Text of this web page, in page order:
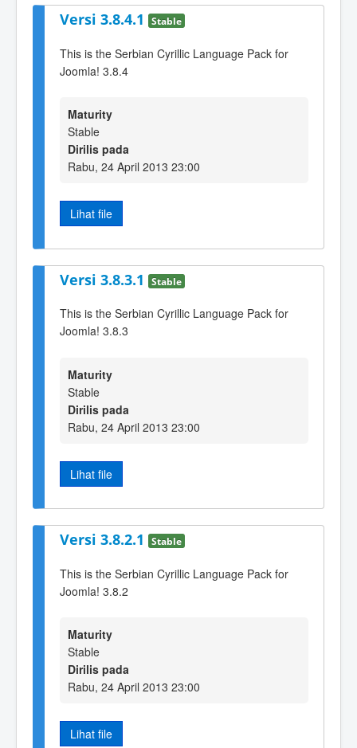
Versi 3.8.4.1 Stable
This is the Serbian Cyrillic Language Pack for
Joomla! 3.8.4
Maturity
Stable
Dirilis pada
Rabu, 24 April 2013 23:00
Lihat file
Versi 3.8.3.1 Stable
This is the Serbian Cyrillic Language Pack for
Joomla! 3.8.3
Maturity
Stable
Dirilis pada
Rabu, 24 April 2013 23:00
Lihat file
Versi 3.8.2.1 Stable
This is the Serbian Cyrillic Language Pack for
Joomla! 3.8.2
Maturity
Stable
Dirilis pada
Rabu, 24 April 2013 23:00
Lihat file